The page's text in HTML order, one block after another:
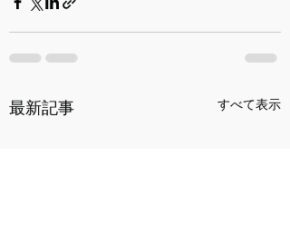
最新記事 すべて表示